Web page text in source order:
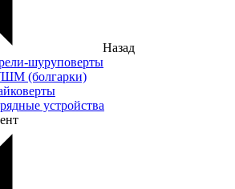
Назад
шуруповерты
(болгарки)
устройства